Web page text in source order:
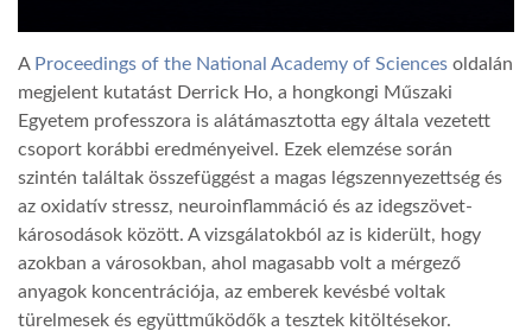
A Proceedings of the National Academy of Sciences oldalán
megjelent kutatást Derrick Ho, a hongkongi Műszaki
Egyetem professzora is alátámasztotta egy általa vezetett
csoport korábbi eredményeivel. Ezek elemzése során
szintén találtak összefüggést a magas légszennyezettség és
az oxidatív stressz, neuroinflammáció és az idegszövet-
károsodások között. A vizsgálatokból az is kiderült, hogy
azokban a városokban, ahol magasabb volt a mérgező
anyagok koncentrációja, az emberek kevésbé voltak
türelmesek és együttműködők a tesztek kitöltésekor.